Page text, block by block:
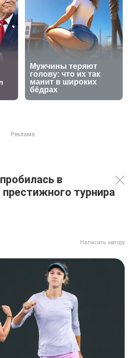
в
турнира
Написать автору